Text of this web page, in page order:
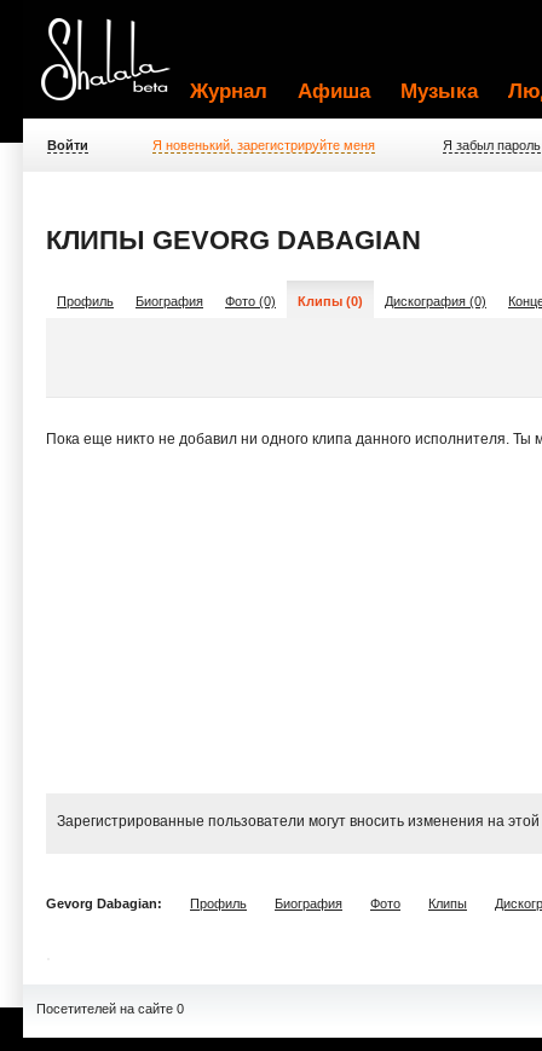
Журнал Афиша Музыка
Войти Я новенький, зарегистрируйте меня Я забыл пароль
КЛИПЫ GEVORG DABAGIAN
Профиль Биография Фото (0) Клипы (0) Дискография (0)
Пока еще никто не добавил ни одного клипа данного исполнителя.
Зарегистрированные пользователи могут вносить изменения на
Gevorg Dabagian: Профиль Биография Фото Клипы
Посетителей на сайте 0